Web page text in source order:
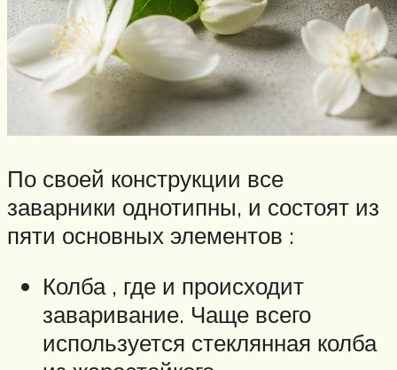
По своей конструкции все
заварники однотипны, и состоят из
пяти основных элементов :
Колба , где и происходит
заваривание. Чаще всего
используется стеклянная колба